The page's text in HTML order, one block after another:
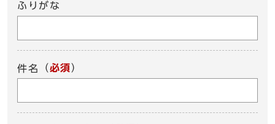
ふりがな
件名 （必須）